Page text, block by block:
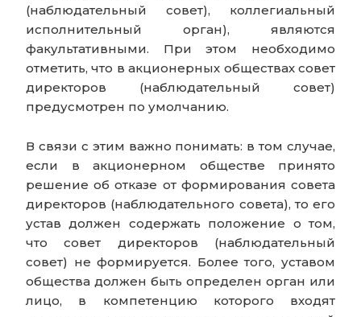
(наблюдательный совет), коллегиальный
исполнительный орган), являются
факультативными. При этом необходимо
отметить, что в акционерных обществах совет
директоров (наблюдательный совет)
предусмотрен по умолчанию.
В связи с этим важно понимать: в том случае,
если в акционерном обществе принято
решение об отказе от формирования совета
директоров (наблюдательного совета), то его
устав должен содержать положение о том,
что совет директоров (наблюдательный
совет) не формируется. Более того, уставом
общества должен быть определен орган или
лицо, в компетенцию которого входят